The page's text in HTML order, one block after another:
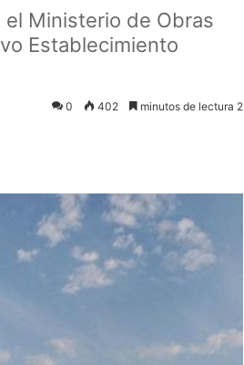
el Ministerio de Obras
Establecimiento
0 402 minutos de lectura 2